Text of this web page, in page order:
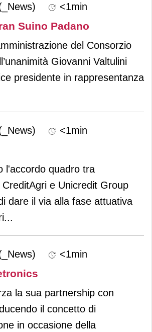
<1min
Suino Padano
del Consorzio
Giovanni Valtulini
presidente in rappresentanza
<1min
l'accordo quadro tra
CreditAgri e Unicredit Group
dare il via alla fase attuativa
...
<1min
la sua partnership con
il concetto di
in occasione della